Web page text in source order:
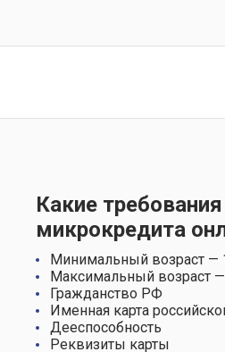
Какие
микрокредита
Минимальный возраст —
Максимальный возраст
Гражданство РФ
Именная карта
Дееспособность
Реквизиты карты